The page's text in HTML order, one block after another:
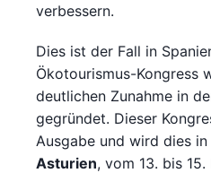
verbessern.
Dies ist der Fall in
Ökotourismus-Kongress
deutlichen Zunahme in
gegründet. Dieser
Ausgabe und wird dies in
Asturien, vom 13. bis